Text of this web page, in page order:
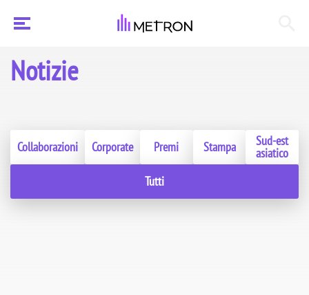
Notizie
Collaborazioni Corporate Premi Stampa Sud-est
asiatico
Tutti